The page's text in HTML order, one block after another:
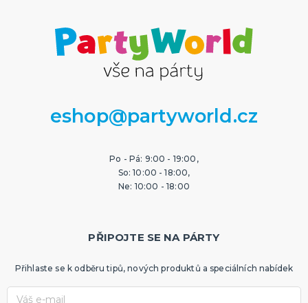
eshop@partyworld.cz
Po - Pá: 9:00 - 19:00,
So: 10:00 - 18:00,
Ne: 10:00 - 18:00
PŘIPOJTE SE NA PÁRTY
Přihlaste se k odběru tipů, nových produktů a speciálních nabídek